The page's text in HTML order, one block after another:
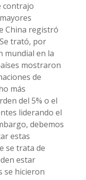
contrajo
China registró
trató, por
mundial en la
mostraron
de
más
del 5% o el
liderando el
debemos
estas
se trata de
estar
se hicieron